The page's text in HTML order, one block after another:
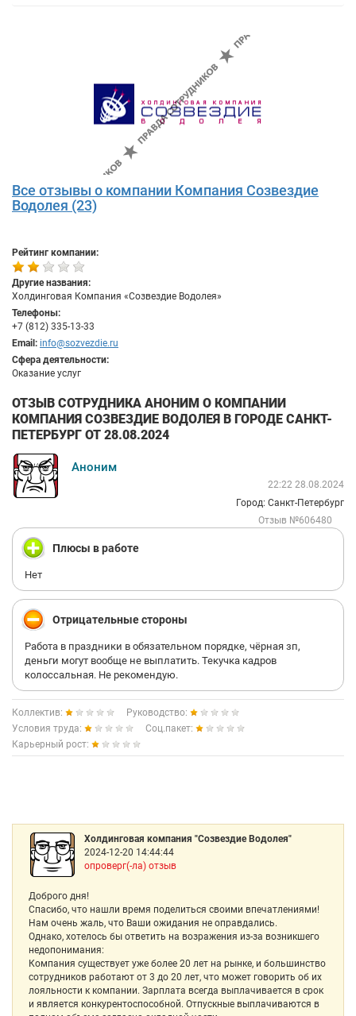
Все отзывы о компании Компания Созвездие
Водолея (23)
Рейтинг компании:
Другие названия:
Холдинговая Компания «Созвездие Водолея»
Телефоны:
+7 (812) 335-13-33
Email: info@sozvezdie.ru
Сфера деятельности:
Оказание услуг
ОТЗЫВ СОТРУДНИКА АНОНИМ О КОМПАНИИ
КОМПАНИЯ СОЗВЕЗДИЕ ВОДОЛЕЯ В ГОРОДЕ САНКТ-
ПЕТЕРБУРГ ОТ 28.08.2024
Аноним
22:22 28.08.2024
Город: Санкт-Петербург
Отзыв №606480
Плюсы в работе
Нет
Отрицательные стороны
Работа в праздники в обязательном порядке, чёрная зп,
деньги могут вообще не выплатить. Текучка кадров
колоссальная. Не рекомендую.
Коллектив:
Руководство:
Условия труда:
Соц.пакет:
Карьерный рост:
Холдинговая компания "Созвездие Водолея"
2024-12-20 14:44:44
опроверг(-ла) отзыв
Доброго дня!
Спасибо, что нашли время поделиться своими впечатлениями!
Нам очень жаль, что Ваши ожидания не оправдались.
Однако, хотелось бы ответить на возражения из-за возникшего
недопонимания:
Компания существует уже более 20 лет на рынке, и большинство
сотрудников работают от 3 до 20 лет, что может говорить об их
лояльности к компании. Зарплата всегда выплачивается в срок
и является конкурентоспособной. Отпускные выплачиваются в